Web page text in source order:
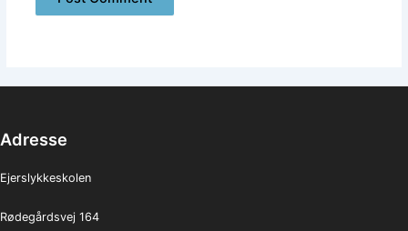
Adresse
Ejerslykkeskolen
Rødegårdsvej 164